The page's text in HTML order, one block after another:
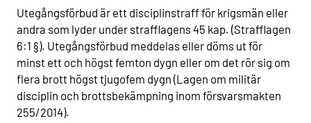
Utegångsförbud är ett disciplinstraff för krigsmän eller
andra som lyder under strafflagens 45 kap. (Strafflagen
6:1 §). Utegångsförbud meddelas eller döms ut för
minst ett och högst femton dygn eller om det rör sig om
flera brott högst tjugofem dygn (Lagen om militär
disciplin och brottsbekämpning inom försvarsmakten
255/2014).